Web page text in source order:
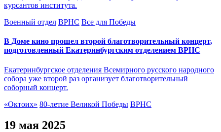
курсантов института.
Военный отдел ВРНС Все для Победы
В Доме кино прошел второй благотворительный концерт,
подготовленный Екатеринбургским отделением ВРНС
Екатеринбургское отделения Всемирного русского народного
собора уже второй раз организует благотворительный
соборный концерт.
«Октоих» 80-летие Великой Победы ВРНС
19 мая 2025